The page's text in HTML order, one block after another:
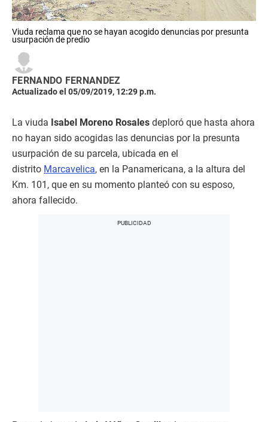
Viuda reclama que no se hayan acogido denuncias por presunta
usurpación de predio
FERNANDO FERNANDEZ
Actualizado el 05/09/2019, 12:29 p.m.
La viuda Isabel Moreno Rosales deploró que hasta ahora
no hayan sido acogidas las denuncias por la presunta
usurpación de su parcela, ubicada en el
distrito Marcavelica, en la Panamericana, a la altura del
Km. 101, que en su momento planteó con su esposo,
ahora fallecido.